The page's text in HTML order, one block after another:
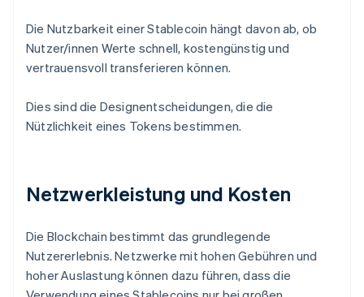
Die Nutzbarkeit einer Stablecoin hängt davon ab, ob
Nutzer/innen Werte schnell, kostengünstig und
vertrauensvoll transferieren können.
Dies sind die Designentscheidungen, die die
Nützlichkeit eines Tokens bestimmen.
Netzwerkleistung und Kosten
Die Blockchain bestimmt das grundlegende
Nutzererlebnis. Netzwerke mit hohen Gebühren und
hoher Auslastung können dazu führen, dass die